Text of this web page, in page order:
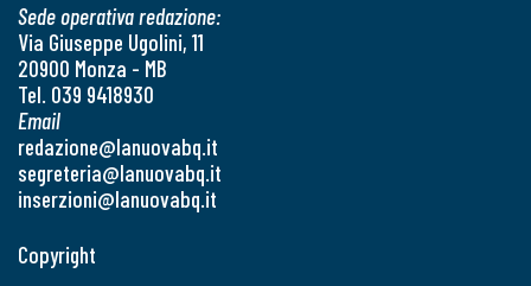
Sede operativa redazione:
Via Giuseppe Ugolini, 11
20900 Monza - MB
Tel. 039 9418930
Email
redazione@lanuovabq.it
segreteria@lanuovabq.it
inserzioni@lanuovabq.it
Copyright